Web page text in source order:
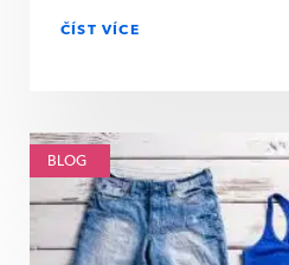
ČÍST VÍCE
BLOG